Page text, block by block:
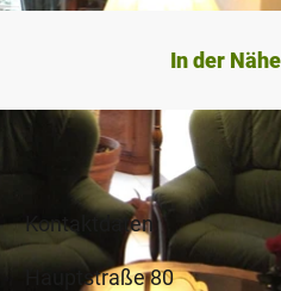
In der Nähe
Kontaktdaten
Hauptstraße 80